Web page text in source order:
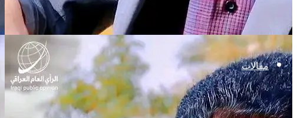
مقالات